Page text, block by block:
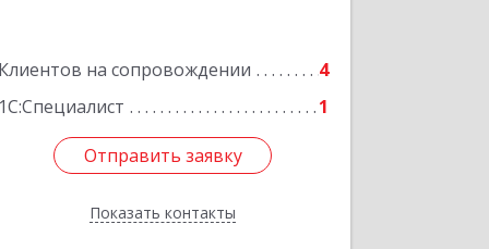
Клиентов на сопровождении
4
1С:Специалист
1
Отправить заявку
Показать контакты
домовладение № 9, корпус 1
Отправить заявку
Назад